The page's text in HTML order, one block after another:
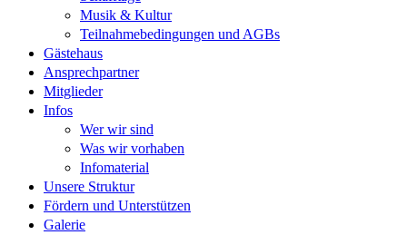
Musik & Kultur
Teilnahmebedingungen und AGBs
Gästehaus
Ansprechpartner
Mitglieder
Infos
Wer wir sind
Was wir vorhaben
Infomaterial
Unsere Struktur
Fördern und Unterstützen
Galerie